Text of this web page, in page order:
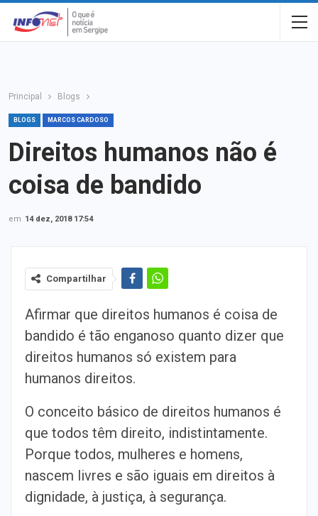
Principal Blogs
BLOGS MARCOS CARDOSO
Direitos humanos não é
coisa de bandido
em 14 dez, 2018 17:54
Compartilhar
Afirmar que direitos humanos é coisa de
bandido é tão enganoso quanto dizer que
direitos humanos só existem para
humanos direitos.
O conceito básico de direitos humanos é
que todos têm direito, indistintamente.
Porque todos, mulheres e homens,
nascem livres e são iguais em direitos à
dignidade, à justiça, à segurança.